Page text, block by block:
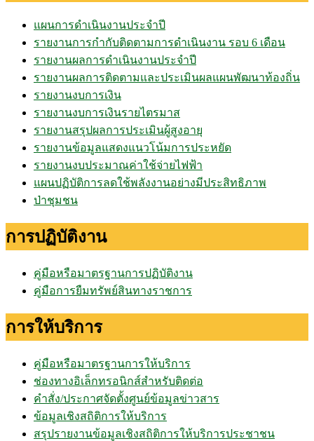
แผนการดำเนินงานประจำปี
รายงานการกำกับติดตามการดำเนินงาน รอบ 6 เดือน
รายงานผลการดำเนินงานประจำปี
รายงานผลการติดตามและประเมินผลแผนพัฒนาท้องถิ่น
รายงานงบการเงิน
รายงานงบการเงินรายไตรมาส
รายงานสรุปผลการประเมินผู้สูงอายุ
รายงานข้อมูลแสดงแนวโน้มการประหยัด
รายงานงบประมาณค่าใช้จ่ายไฟฟ้า
แผนปฏิบัติการลดใช้พลังงานอย่างมีประสิทธิภาพ
ป่าชุมชน
การปฏิบัติงาน
คู่มือหรือมาตรฐานการปฏิบัติงาน
คู่มือการยืมทรัพย์สินทางราชการ
การให้บริการ
คู่มือหรือมาตรฐานการให้บริการ
ช่องทางอิเล็กทรอนิกส์สำหรับติดต่อ
คำสั่ง/ประกาศจัดตั้งศูนย์ข้อมูลข่าวสาร
ข้อมูลเชิงสถิติการให้บริการ
สรุปรายงานข้อมูลเชิงสถิติการให้บริการประชาชน